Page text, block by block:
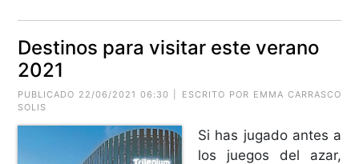
Destinos para visitar este verano
2021
PUBLICADO 22/06/2021 06:30 | ESCRITO POR EMMA CARRASCO
SOLIS
Si has jugado antes a
los juegos del azar,